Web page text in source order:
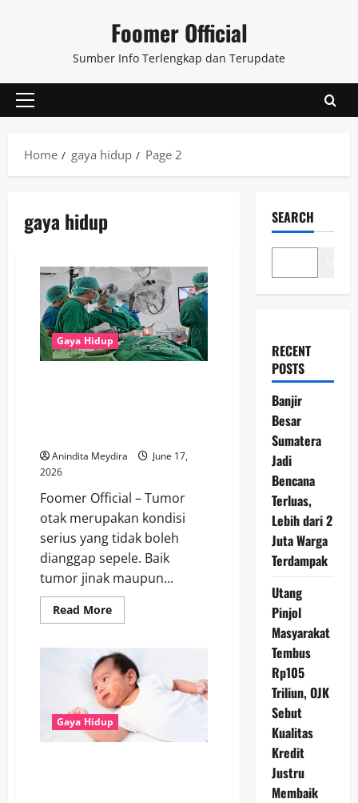
Foomer Official
Sumber Info Terlengkap dan Terupdate
Primary
Home
gaya hidup Page 2
gaya hidup
Gaya Hidup
Anindita Meydira
June 17,
2026
Foomer Official – Tumor
otak merupakan kondisi
serius yang tidak boleh
dianggap sepele. Baik
tumor jinak maupun...
Read MoreRead
more
Tumor
Otak
Sadar,
Terobosan
Medis
yang
Membantu
Menjaga
Fungsi
Gaya Hidup
SEARCH
RECENT
POSTS
Banjir
Besar
Sumatera
Jadi
Bencana
Terluas,
Lebih dari 2
Juta Warga
Terdampak
Utang
Pinjol
Masyarakat
Tembus
Rp105
Triliun, OJK
Sebut
Kualitas
Kredit
Justru
Membaik